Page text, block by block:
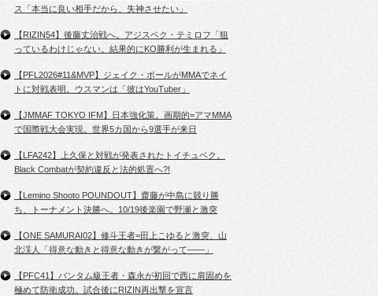
ス「本当に良い相手だから、失神させたい」
【RIZIN54】後藤丈治戦へ。アジスベク・テミロフ「狙
っているわけじゃない。結果的にKO勝利が生まれる」
【PFL2026#11&MVP】ジェイク・ポールがMMAでネイ
トに対戦表明。ウスマンは「彼はYouTuber」
【JMMAF TOKYO IFM】日本強化策。画期的=アマMMA
で国際戦大会実現。世界5カ国から9選手が来日
【LFA242】上久保と対戦が発表されたトイチュベク。
Black Combatが契約違反と法的処置へ?!
【Lemino Shooto POUNDOUT】齋藤が中島に競り勝
ち、トーナメント決勝へ。10/19後楽園で野瀬と激突
【ONE SAMURAI02】修斗王者=田上こゆると激突、山
北渓人「得意な動きと得意な動きが繋がって――」
【PFC41】バンタム級王者・森永が初回で西に肩固めを
極めて防衛成功。試合後にRIZIN再出撃を宣言